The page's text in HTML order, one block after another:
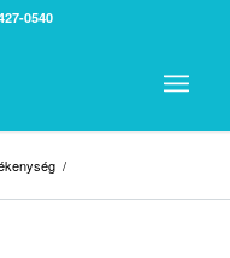
0540
/